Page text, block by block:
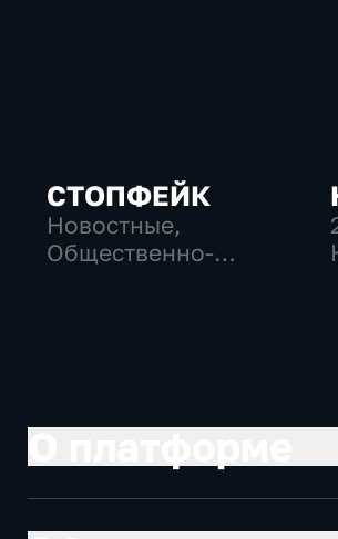
СТОПФЕЙК
Новостные,
Общественно-